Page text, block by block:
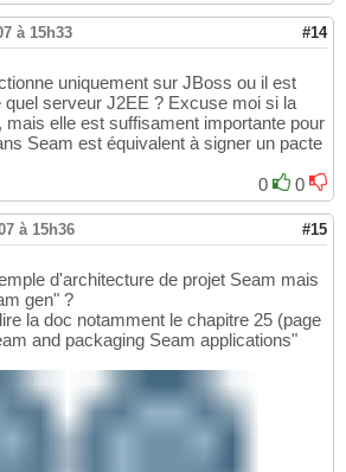
à 15h33 #14
uniquement sur JBoss ou il est
quel serveur J2EE ? Excuse moi si la
mais elle est suffisament importante pour
Seam est équivalent à signer un pacte
0
0
à 15h36 #15
d'architecture de projet Seam mais
gen" ?
la doc notamment le chapitre 25 (page
and packaging Seam applications"